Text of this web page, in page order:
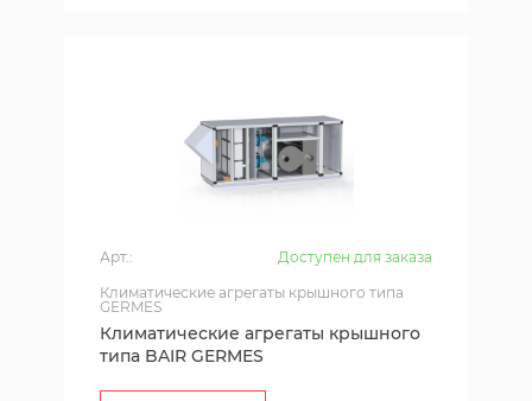
Арт.:
Доступен для заказа
Климатические агрегаты крышного типа
GERMES
Климатические агрегаты крышного
типа BAIR GERMES